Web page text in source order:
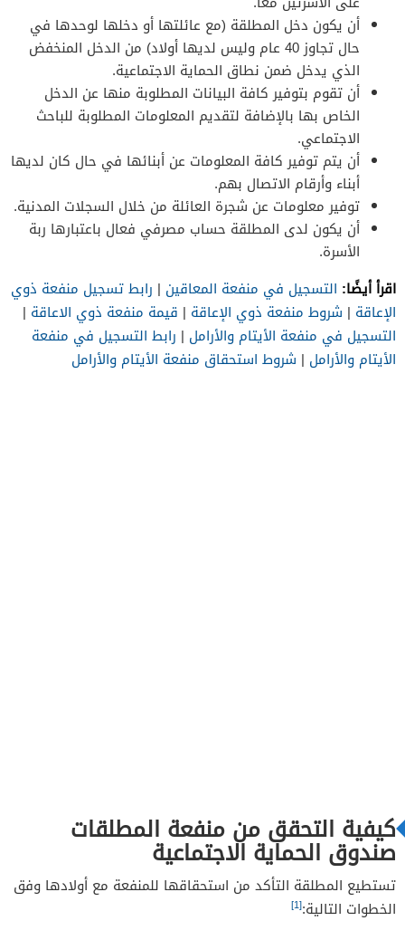
أن يكون دخل المطلقة (مع عائلتها أو دخلها لوحدها في
حال تجاوز 40 عام وليس لديها أولاد) من الدخل المنخفض
الذي يدخل ضمن نطاق الحماية الاجتماعية.
أن تقوم بتوفير كافة البيانات المطلوبة منها عن الدخل
الخاص بها بالإضافة لتقديم المعلومات المطلوبة للباحث
الاجتماعي.
أن يتم توفير كافة المعلومات عن أبنائها في حال كان لديها
أبناء وأرقام الاتصال بهم.
توفير معلومات عن شجرة العائلة من خلال السجلات المدنية.
أن يكون لدى المطلقة حساب مصرفي فعال باعتبارها ربة
الأسرة.
اقرأ أيضًا: التسجيل في منفعة المعاقين | رابط تسجيل منفعة ذوي
الإعاقة | شروط منفعة ذوي الإعاقة | قيمة منفعة ذوي الاعاقة |
التسجيل في منفعة الأيتام والأرامل | رابط التسجيل في منفعة
الأيتام والأرامل | شروط استحقاق منفعة الأيتام والأرامل
كيفية التحقق من منفعة المطلقات
صندوق الحماية الاجتماعية
تستطيع المطلقة التأكد من استحقاقها للمنفعة مع أولادها وفق
الخطوات التالية:[1]